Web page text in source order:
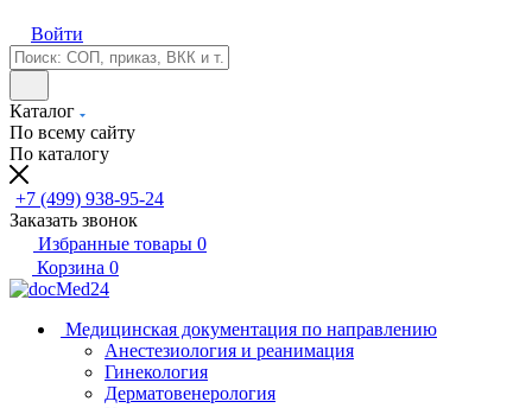
Войти
Каталог
По всему сайту
По каталогу
+7 (499) 938-95-24
Заказать звонок
Избранные товары 0
Корзина 0
Медицинская документация по направлению
Анестезиология и реанимация
Гинекология
Дерматовенерология